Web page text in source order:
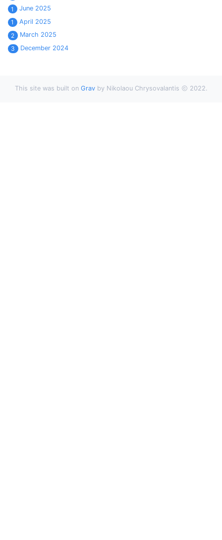
1
June 2025
1
April 2025
2
March 2025
3
December 2024
This site was built on Gravby Nikolaou Chrysovalantis 2022.